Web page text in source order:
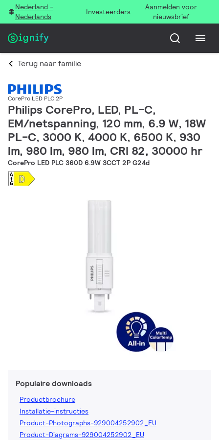
Nederland -
Nederlands
Investeerders
Aanmelden voor
nieuwsbrief
Terug naar familie
CorePro LED PLC 2P
Philips CorePro, LED, PL-C,
EM/netspanning, 120 mm, 6.9 W, 18W
PL-C, 3000 K, 4000 K, 6500 K, 930
lm, 980 lm, 980 lm, CRI 82, 30000 hr
CorePro LED PLC 360D 6.9W 3CCT 2P G24d
Populaire downloads
Productbrochure
Installatie-instructies
Product-Photographs-929004252902_EU
Product-Diagrams-929004252902_EU